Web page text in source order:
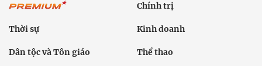
Chính trị
Thời sự Kinh doanh
Dân tộc và Tôn giáo Thể thao